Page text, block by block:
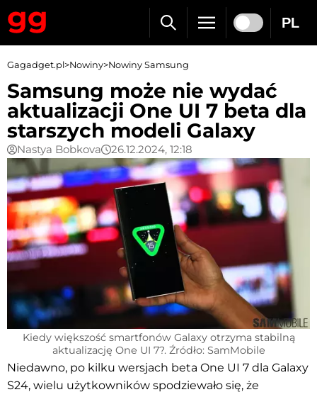
PL
Gagadget.pl>Nowiny>Nowiny Samsung
Samsung może nie wydać
aktualizacji One UI 7 beta dla
starszych modeli Galaxy
Nastya Bobkova 26.12.2024, 12:18
Kiedy większość smartfonów Galaxy otrzyma stabilną
aktualizację One UI 7?. Źródło: SamMobile
Niedawno, po kilku wersjach beta One UI 7 dla Galaxy
S24, wielu użytkowników spodziewało się, że